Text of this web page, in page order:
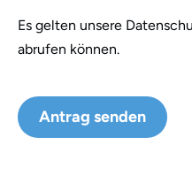
Es gelten unsere
abrufen können.